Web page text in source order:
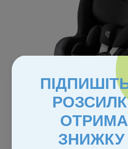
ЗНИЖКУ